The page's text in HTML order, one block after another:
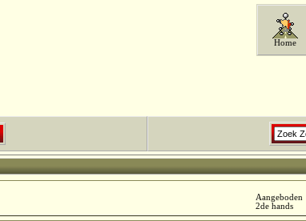
Home
Aangeboden
2de hands